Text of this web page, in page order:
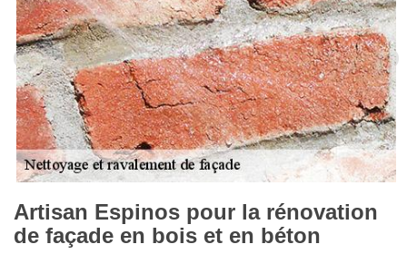
Artisan Espinos pour la rénovation
de façade en bois et en béton